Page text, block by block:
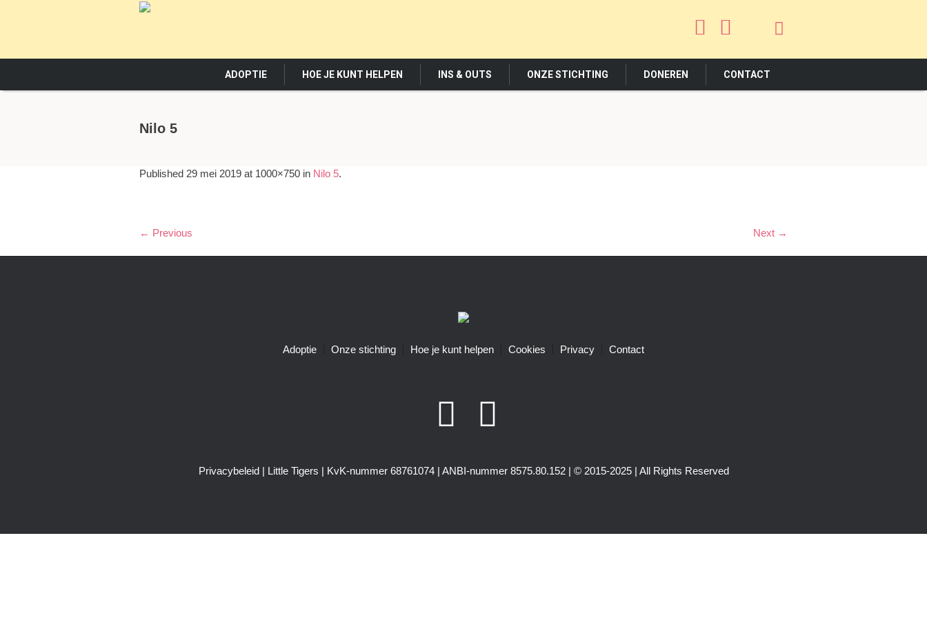
ADOPTIE HOE JE KUNT HELPEN INS & OUTS ONZE STICHTING DONEREN CONTACT
Nilo 5
Published 29 mei 2019 at 1000×750 in Nilo 5.
← Previous Next →
Adoptie Onze stichting Hoe je kunt helpen Cookies Privacy Contact
Privacybeleid| Little Tigers | KvK-nummer 68761074 | ANBI-nummer 8575.80.152 | © 2015-2025 | All Rights Reserved